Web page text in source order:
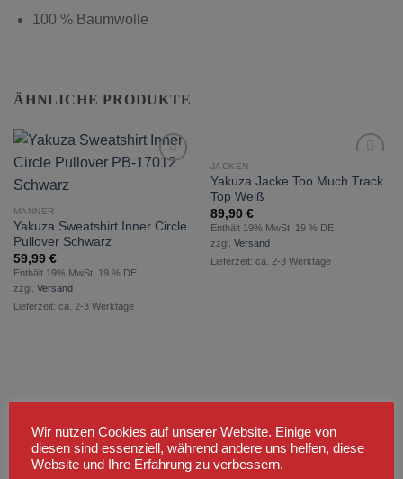
100 % Baumwolle
ÄHNLICHE PRODUKTE
MÄNNER
Yakuza Sweatshirt Inner Circle
Pullover Schwarz
59,99 €
Enthält 19% MwSt. 19 % DE
zzgl. Versand
Lieferzeit: ca. 2-3 Werktage
zur
Wunschliste
JACKEN
Yakuza Jacke Too Much Track
Top Weiß
89,90 €
Enthält 19% MwSt. 19 % DE
zzgl. Versand
Lieferzeit: ca. 2-3 Werktage
Wir nutzen Cookies auf unserer Website. Einige von
diesen sind essenziell, während andere uns helfen, diese
Website und Ihre Erfahrung zu verbessern.